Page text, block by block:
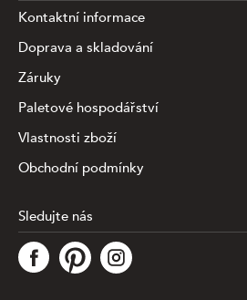
Tato stránka využívá soubory
analýze informací o výkonu a
fungování funkcí ze sociálních
Kontaktní informace
Doprava a skladování
Záruky
Paletové hospodářství
Vlastnosti zboží
Obchodní podmínky
Sledujte nás